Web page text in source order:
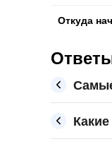
Откуда